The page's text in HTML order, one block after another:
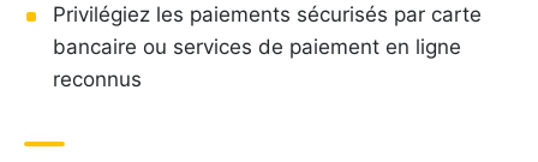
Privilégiez les paiements sécurisés par carte
bancaire ou services de paiement en ligne
reconnus